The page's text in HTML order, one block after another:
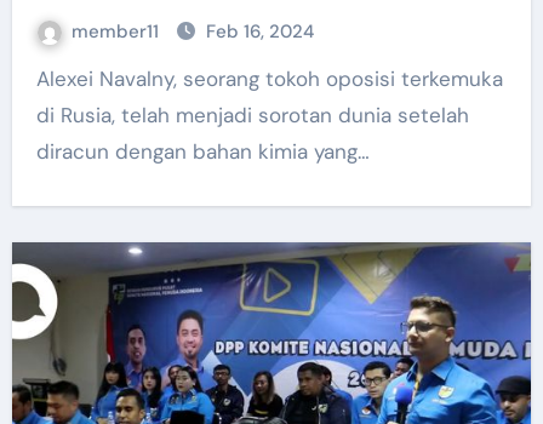
member11 Feb 16, 2024
Alexei Navalny, seorang tokoh oposisi terkemuka
di Rusia, telah menjadi sorotan dunia setelah
diracun dengan bahan kimia yang…